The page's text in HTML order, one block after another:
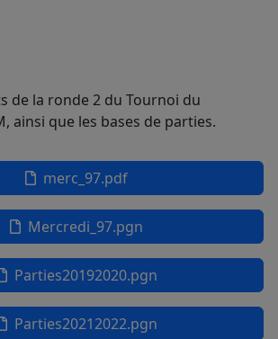
de la ronde 2 du Tournoi du
ainsi que les bases de parties.
merc_97.pdf
Mercredi_97.pgn
Parties20192020.pgn
Parties20212022.pgn